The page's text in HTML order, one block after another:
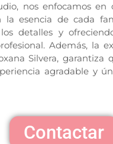
nos enfocamos en
la esencia de cada
detalles y
Además, la
Silvera, garantiza
agradable y
Contactar